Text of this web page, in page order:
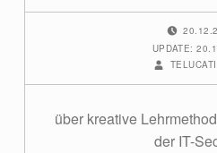
UPDATE:
WRITTEN BY:
über kreative
der IT-